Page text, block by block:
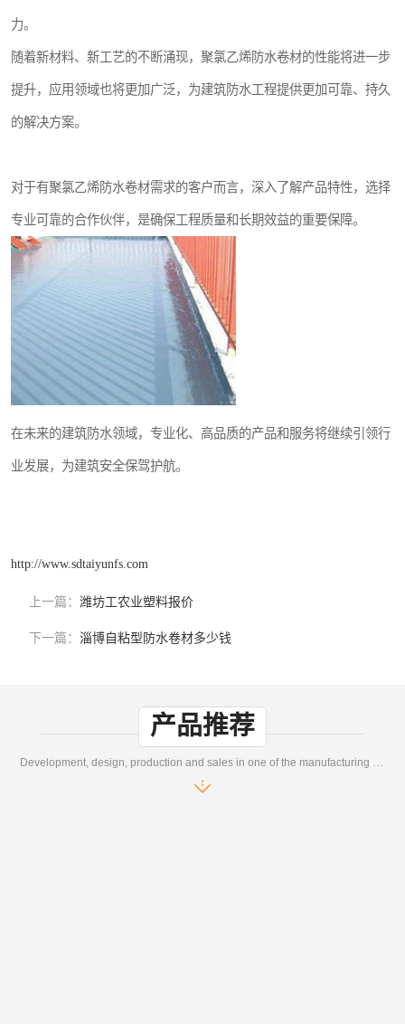
力。
随着新材料、新工艺的不断涌现，聚氯乙烯防水卷材的性能将进一步
提升，应用领域也将更加广泛，为建筑防水工程提供更加可靠、持久
的解决方案。
对于有聚氯乙烯防水卷材需求的客户而言，深入了解产品特性，选择
专业可靠的合作伙伴，是确保工程质量和长期效益的重要保障。
在未来的建筑防水领域，专业化、高品质的产品和服务将继续引领行
业发展，为建筑安全保驾护航。
http://www.sdtaiyunfs.com
上一篇： 潍坊工农业塑料报价
下一篇： 淄博自粘型防水卷材多少钱
产品推荐
Development, design, production and sales in one of the manufacturing enterprises